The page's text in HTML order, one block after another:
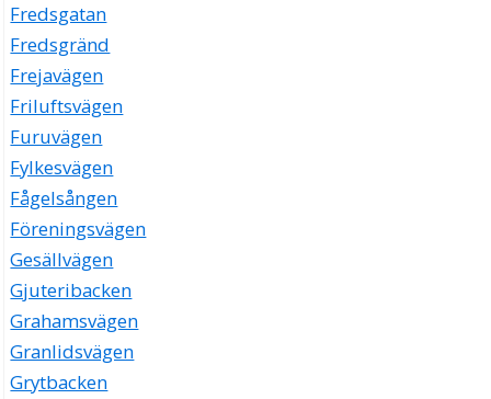
Fredsgatan
Fredsgränd
Frejavägen
Friluftsvägen
Furuvägen
Fylkesvägen
Fågelsången
Föreningsvägen
Gesällvägen
Gjuteribacken
Grahamsvägen
Granlidsvägen
Grytbacken